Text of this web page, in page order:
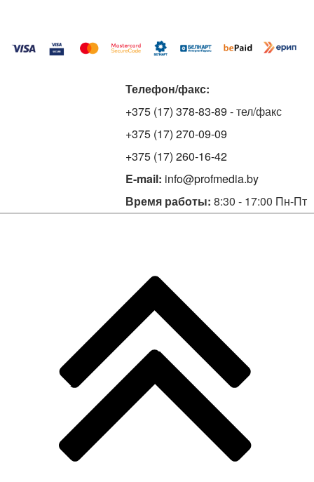
Телефон/факс:
+375 (17) 378-83-89 - тел/факс
+375 (17) 270-09-09
+375 (17) 260-16-42
E-mail: info@profmedia.by
Время работы: 8:30 - 17:00 Пн-Пт